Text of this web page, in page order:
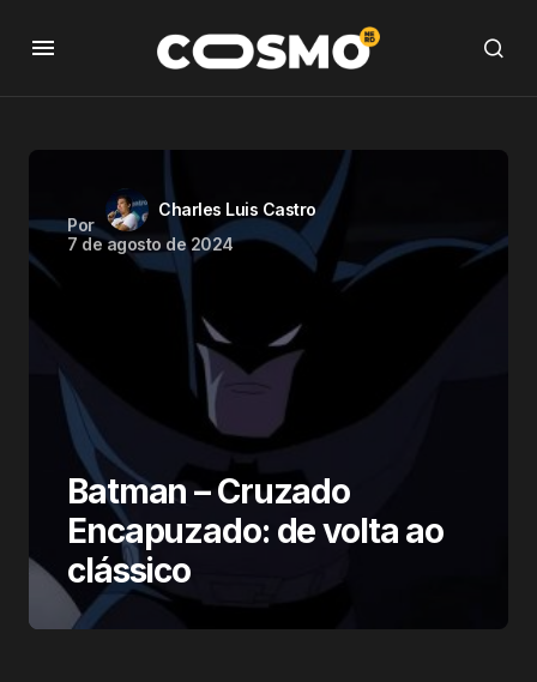
Por
Charles Luis Castro
7 de agosto de 2024
Batman – Cruzado
Encapuzado: de volta ao
clássico